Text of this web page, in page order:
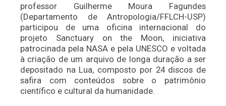
professor Guilherme Moura Fagundes
(Departamento de Antropologia/FFLCH-USP)
participou de uma oficina internacional do
projeto Sanctuary on the Moon, iniciativa
patrocinada pela NASA e pela UNESCO e voltada
à criação de um arquivo de longa duração a ser
depositado na Lua, composto por 24 discos de
safira com conteúdos sobre o patrimônio
científico e cultural da humanidade.